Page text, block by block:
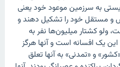
به سرزمین موعود خود یعنی
و مستقل خود را تشکیل دهند و
ولو کشتار میلیون‌ها نفر به
این یک افسانه است و آنها هرگز
و «تمدنی» به آنها تعلق